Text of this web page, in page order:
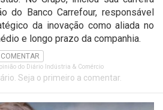
do Banco Carrefour, responsável
da inovação como aliada no
e longo prazo da companhia.
do Diário Indústria & Comércio
Seja o primeiro a comentar.